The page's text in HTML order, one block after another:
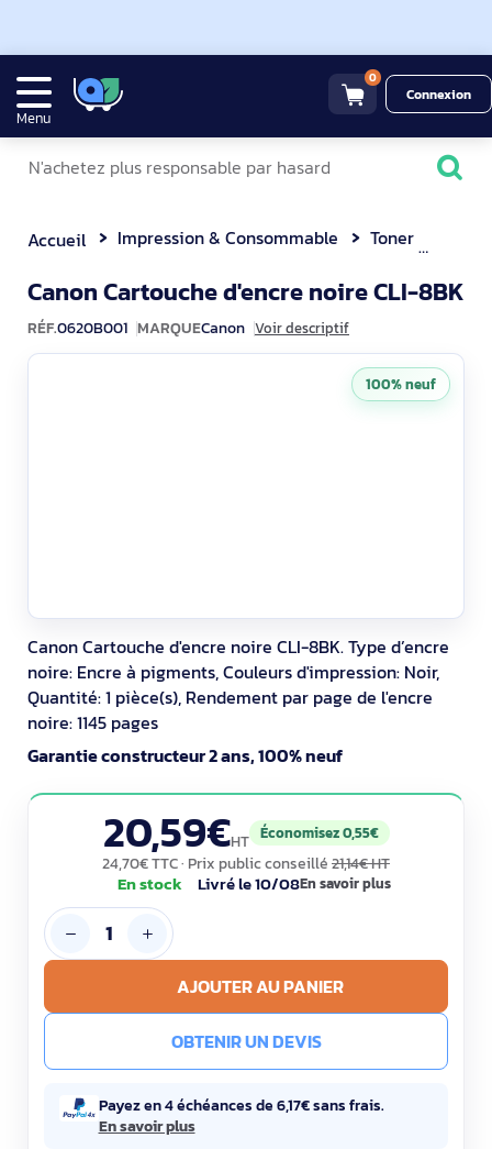
Menu
0
Connexion
Accueil Impression & Consommable Toner
Canon Cartouche d'encre noire CLI-8BK
0620B001
RÉF.0620B001 MARQUECanon Voir descriptif
Canon Cartouche d'encre noire CLI-8BK. Type d’encre
noire: Encre à pigments, Couleurs d'impression: Noir,
Quantité: 1 pièce(s), Rendement par page de l'encre
noire: 1145 pages
Garantie constructeur 2 ans, 100% neuf
20,59€HT Économisez 0,55€
24,70€ TTC· Prix public conseillé 21,14€ HT
En stock Livré le 10/08En savoir plus
AJOUTER AU PANIER
OBTENIR UN DEVIS
Payez en 4 échéances de 6,17€ sans frais.
En savoir plus
100% neuf